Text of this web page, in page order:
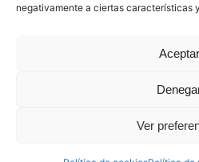
negativamente a ciertas características
Aceptar
Ver
el amor y la
Copyright © 2026
Política